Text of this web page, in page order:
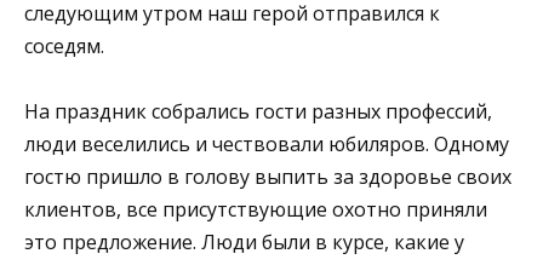
следующим утром наш герой отправился к
соседям.
На праздник собрались гости разных профессий,
люди веселились и чествовали юбиляров. Одному
гостю пришло в голову выпить за здоровье своих
клиентов, все присутствующие охотно приняли
это предложение. Люди были в курсе, какие у